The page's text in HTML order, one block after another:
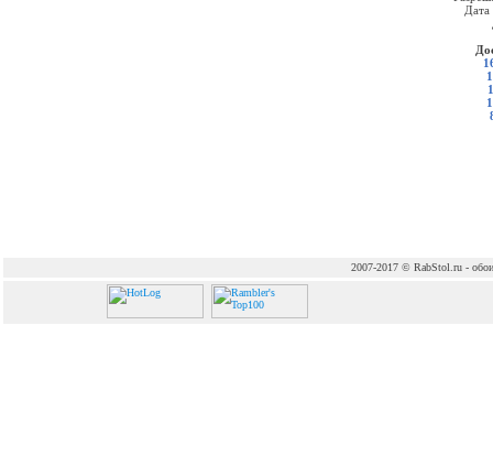
Дата
2007-2017 © RabStol.ru - обои